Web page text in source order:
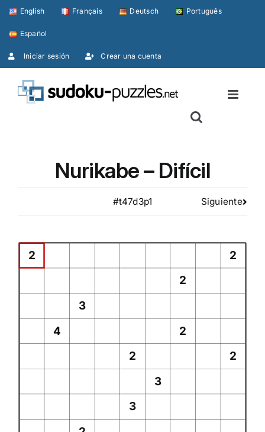
Skip
content
English Français Deutsch Português
Español
Iniciar sesión Crear una cuenta
Nurikabe – Difícil
#t47d3p1 Siguiente
2 2
2
3
4 2
2
2
3
3